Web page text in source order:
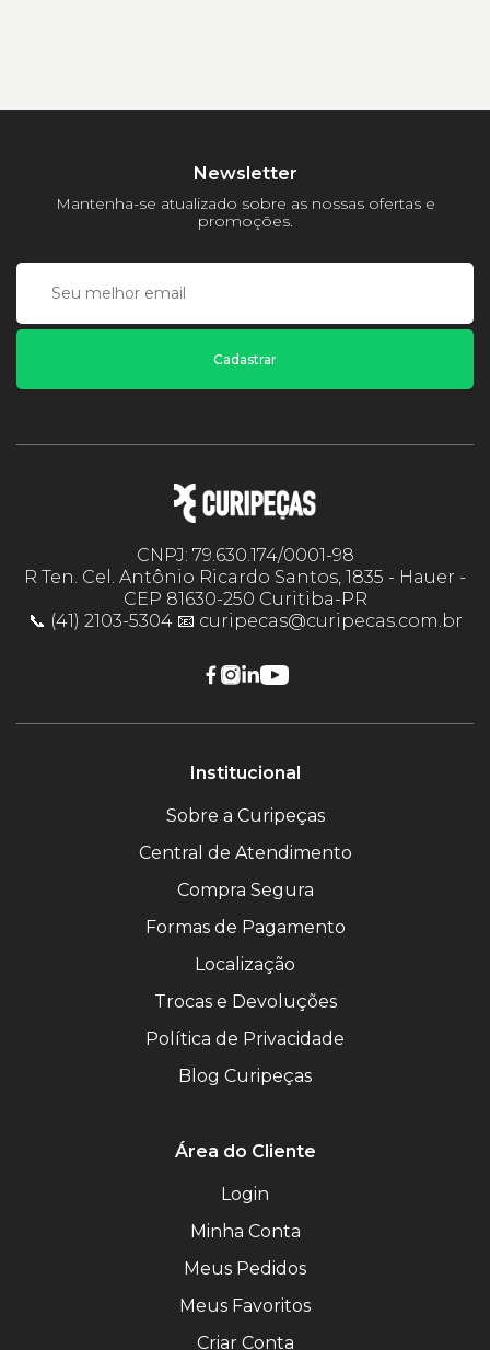
Newsletter
Mantenha-se atualizado sobre as nossas ofertas e
promoções.
Cadastrar
CNPJ: 79.630.174/0001-98
R Ten. Cel. Antônio Ricardo Santos, 1835 - Hauer -
CEP 81630-250 Curitiba-PR
📞 (41) 2103-5304 📧 curipecas@curipecas.com.br
Institucional
Sobre a Curipeças
Central de Atendimento
Compra Segura
Formas de Pagamento
Localização
Trocas e Devoluções
Política de Privacidade
Blog Curipeças
Área do Cliente
Login
Minha Conta
Meus Pedidos
Meus Favoritos
Criar Conta